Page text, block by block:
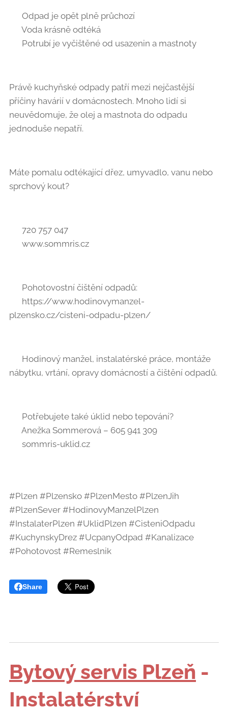
✅ Odpad je opět plně průchozí
✅ Voda krásně odtéká
✅ Potrubí je vyčištěné od usazenin a mastnoty
Právě kuchyňské odpady patří mezi nejčastější
příčiny havárií v domácnostech. Mnoho lidí si
neuvědomuje, že olej a mastnota do odpadu
jednoduše nepatří. ⚠️
Máte pomalu odtékající dřez, umyvadlo, vanu nebo
sprchový kout?
📞 720 757 047
🌐 www.sommris.cz
🚨 Pohotovostní čištění odpadů:
🌐 https://www.hodinovymanzel-
plzensko.cz/cisteni-odpadu-plzen/
🔨 Hodinový manžel, instalatérské práce, montáže
nábytku, vrtání, opravy domácností a čištění odpadů.
🧹 Potřebujete také úklid nebo tepování?
📞 Anežka Sommerová – 605 941 309
🌐 sommris-uklid.cz
#Plzen #Plzensko #PlzenMesto #PlzenJih
#PlzenSever #HodinovyManzelPlzen
#InstalaterPlzen #UklidPlzen #CisteniOdpadu
#KuchynskyDrez #UcpanyOdpad #Kanalizace
#Pohotovost #Remeslnik
Share
Bytový servis Plzeň -
Instalatérství